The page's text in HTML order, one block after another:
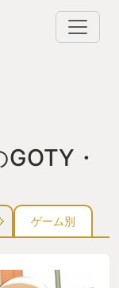
・
ゲーム別